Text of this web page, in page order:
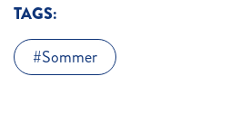
TAGS:
Sommer